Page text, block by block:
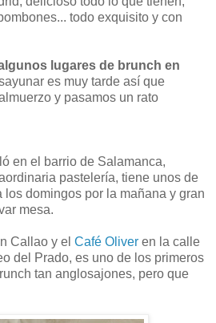
todo exquisito y con
lugares de brunch en
es muy tarde así que
y pasamos un rato
en el barrio de Salamanca,
pastelería, tiene unos de
los domingos por la mañana y gran
mesa.
Callao y el Café Oliver en la calle
del Prado, es uno de los primeros
tan anglosajones, pero que